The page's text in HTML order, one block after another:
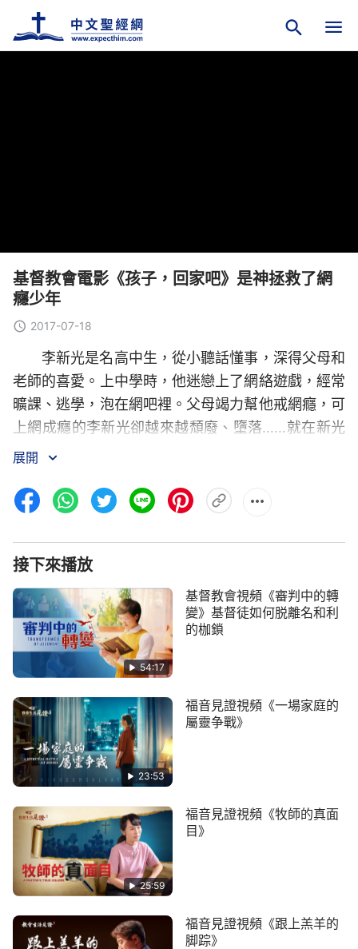
基督教會電影《孩子，回家吧》是神拯救了網
癮少年
2017-07-18
李新光是名高中生，從小聽話懂事，深得父母和
老師的喜愛。上中學時，他迷戀上了網絡遊戲，經常
曠課、逃學，泡在網吧裡。父母竭力幫他戒網癮，可
上網成癮的李新光卻越來越頹廢、墮落……就在新光
的父母一籌莫展時，他們聽說神能拯救人脫掉網癮，
孩子。他們從神的話中明白了人類敗壞墮落的根源，
人脫離撒但的敗壞、苦害，新光只有信神明白真理才
能戒掉網癮。於是，他們就給新光
神的話，並禱告求神拯救孩子脫離網癮……經過一番
爭戰，新光禱告神、依靠神，在神話語的帶領下，逐
漸戒掉了網癮，脫離了撒但的敗壞、苦害，這個沉迷
於網絡遊戲、流浪在網吧的孩子，終於回家了！
展開
接下來播放
54:17
基督教會視頻《審判中的轉
變》基督徒如何脱離名和利
的枷鎖
23:53
福音見證視頻《一場家庭的
屬靈争戰》
25:59
福音見證視頻《牧師的真面
目》
福音見證視頻《跟上羔羊的
脚踪》